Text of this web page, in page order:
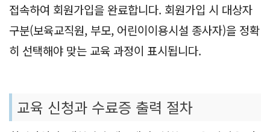
접속하여 회원가입을 완료합니다. 회원가입 시 대상자
구분(보육교직원, 부모, 어린이이용시설 종사자)을 정확
히 선택해야 맞는 교육 과정이 표시됩니다.
교육 신청과 수료증 출력 절차